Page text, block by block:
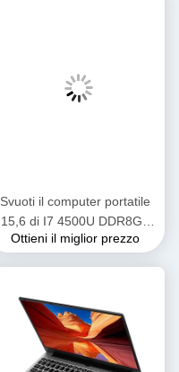
Svuoti il computer portatile
15,6 di I7 4500U DDR8GB
SSD256GB per il pc di gioco
Ottieni il miglior prezzo